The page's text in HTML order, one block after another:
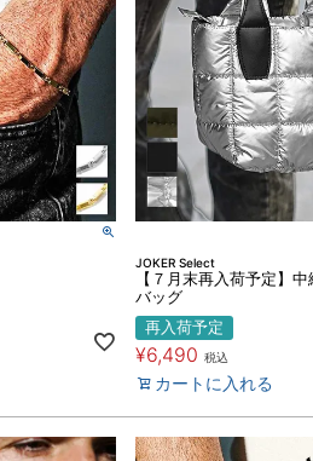
JOKER Select
【７月末再入荷予定】
バッグ
再入荷予定
¥6,490 税込
カートに入れる